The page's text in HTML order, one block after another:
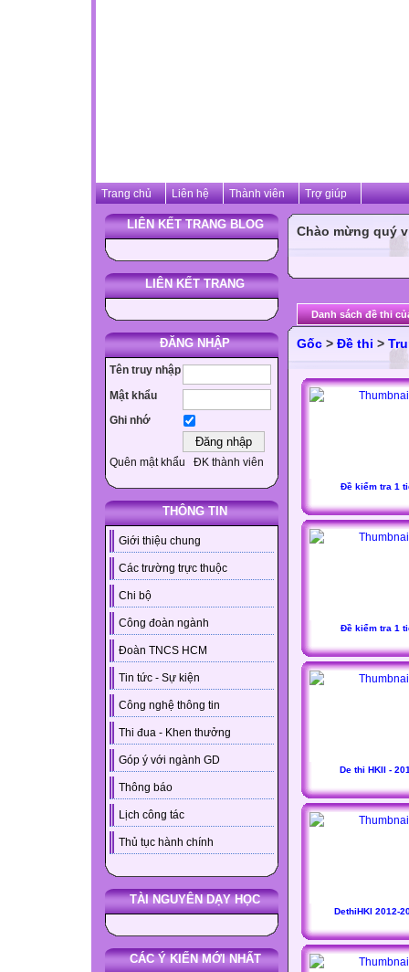
Trang chủ Liên hệ Thành viên Trợ giúp
LIÊN KẾT TRANG BLOG
LIÊN KẾT TRANG
ĐĂNG NHẬP
Tên truy nhập
Mật khẩu
Ghi nhớ
Quên mật khẩu ĐK thành viên
THÔNG TIN
Giới thiệu chung
Các trường trực thuộc
Chi bộ
Công đoàn ngành
Đoàn TNCS HCM
Tin tức - Sự kiện
Công nghệ thông tin
Thi đua - Khen thưởng
Góp ý với ngành GD
Thông báo
Lịch công tác
Thủ tục hành chính
TÀI NGUYÊN DẠY HỌC
CÁC Ý KIẾN MỚI NHẤT
Chào mừng quý
Danh sách đề thi
Gốc > Đề thi >
Đề kiểm tra 1
Đề kiểm tra 1
De thi HKII -
DethiHKI 2012-